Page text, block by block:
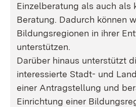
Einzelberatung als auch als
Beratung. Dadurch können
Bildungsregionen in ihrer
unterstützen.
Darüber hinaus unterstützt
interessierte Stadt- und
einer Antragstellung und
Einrichtung einer